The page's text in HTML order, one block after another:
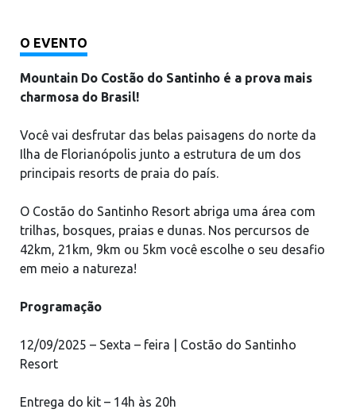
O EVENTO
Mountain Do Costão do Santinho é a prova mais
charmosa do Brasil!
Você vai desfrutar das belas paisagens do norte da
Ilha de Florianópolis junto a estrutura de um dos
principais resorts de praia do país.
O Costão do Santinho Resort abriga uma área com
trilhas, bosques, praias e dunas. Nos percursos de
42km, 21km, 9km ou 5km você escolhe o seu desafio
em meio a natureza!
Programação
12/09/2025 – Sexta – feira | Costão do Santinho
Resort
Entrega do kit – 14h às 20h